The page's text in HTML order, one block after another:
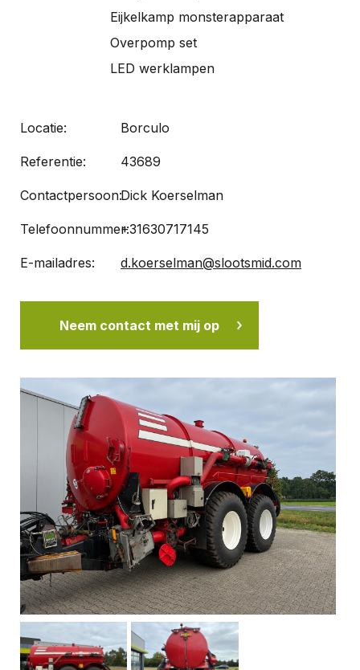
Eijkelkamp monsterapparaat
Overpomp set
LED werklampen
Locatie: Borculo
Referentie: 43689
Contactpersoon:Dick Koerselman
Telefoonnummer:+31630717145
E-mailadres: d.koerselman@slootsmid.com
Neem contact met mij op